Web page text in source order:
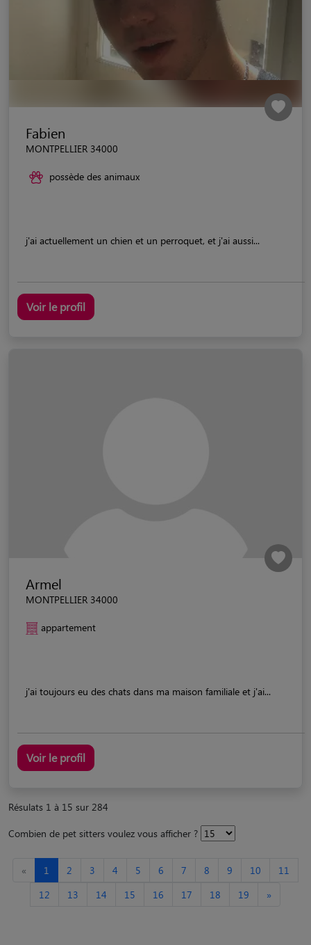
Fabien
MONTPELLIER 34000
possède des animaux
j'ai actuellement un chien et un perroquet, et j'ai aussi...
Voir le profil
Armel
MONTPELLIER 34000
appartement
j'ai toujours eu des chats dans ma maison familiale et j'ai...
Voir le profil
Résulats 1 à 15 sur 284
Combien de pet sitters voulez vous afficher ?
« 1 2 3 4 5 6 7 8 9 10
11
12
13 14 15 16 17 18 19 »